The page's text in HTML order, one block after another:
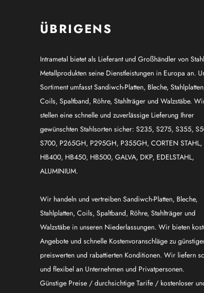
ÜBRIGENS
Intrametal bietet als Lieferant und Großhändler von
Metallprodukten seine Dienstleistungen in Europa an.
Sortiment umfasst Sandiwch-Platten, Bleche,
Coils, Spaltband, Röhre, Stahlträger und Walzstäbe.
stellen eine schnelle und zuverlässige Lieferung Ihrer
gewünschten Stahlsorten sicher: S235, S275, S355,
S700, P265GH, P295GH, P355GH, CORTEN STAHL,
HB400, HB450, HB500, GALVA, DKP, EDELSTAHL,
ALUMINIUM.
Wir handeln und vertreiben Sandiwch-Platten, Bleche,
Stahlplatten, Coils, Spaltband, Röhre, Stahlträger und
Walzstäbe in unseren Niederlassungen. Wir bieten
Angebote und schnelle Kostenvoranschläge zu
preiswerten und rabattierten Konditionen. Wir liefern
und flexibel an Unternehmen und Privatpersonen.
Günstige Preise / durchsichtige Tarife / kostenloser